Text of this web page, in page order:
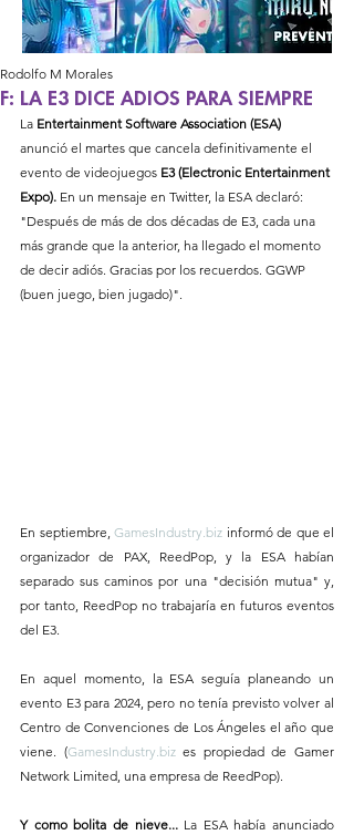
F: LA E3 DICE ADIOS PARA SIEMPRE
Rodolfo M Morales
La Entertainment Software Association (ESA)
anunció el martes que cancela definitivamente el
evento de videojuegos E3 (Electronic Entertainment
Expo). En un mensaje en Twitter, la ESA declaró:
"Después de más de dos décadas de E3, cada una
más grande que la anterior, ha llegado el momento
de decir adiós. Gracias por los recuerdos. GGWP
(buen juego, bien jugado)".
En septiembre, GamesIndustry.biz informó de que el
organizador de PAX, ReedPop, y la ESA habían
separado sus caminos por una "decisión mutua" y,
por tanto, ReedPop no trabajaría en futuros eventos
del E3.
En aquel momento, la ESA seguía planeando un
evento E3 para 2024, pero no tenía previsto volver al
Centro de Convenciones de Los Ángeles el año que
viene. (GamesIndustry.biz es propiedad de Gamer
Network Limited, una empresa de ReedPop).
Y como bolita de nieve... La ESA había anunciado